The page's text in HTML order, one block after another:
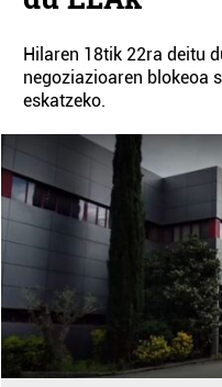
Hilaren 18tik 22ra deitu
negoziazioaren blokeoa
eskatzeko.